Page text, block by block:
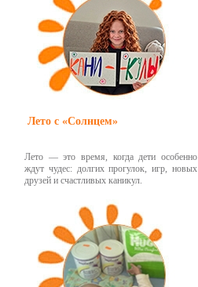
Лето с «Солнцем»
Лето — это время, когда дети особенно
ждут чудес: долгих прогулок, игр, новых
друзей и счастливых каникул.